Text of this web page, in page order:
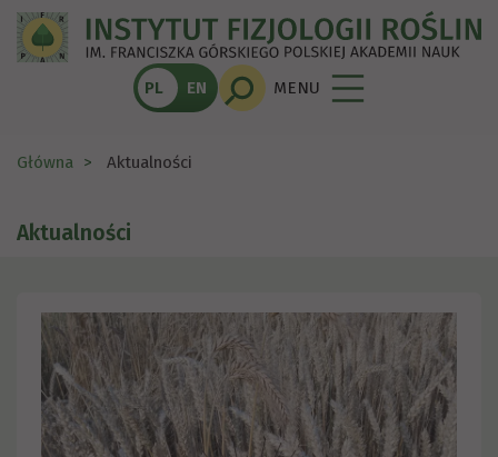
PL EN MENU
Główna Aktualności
Aktualności